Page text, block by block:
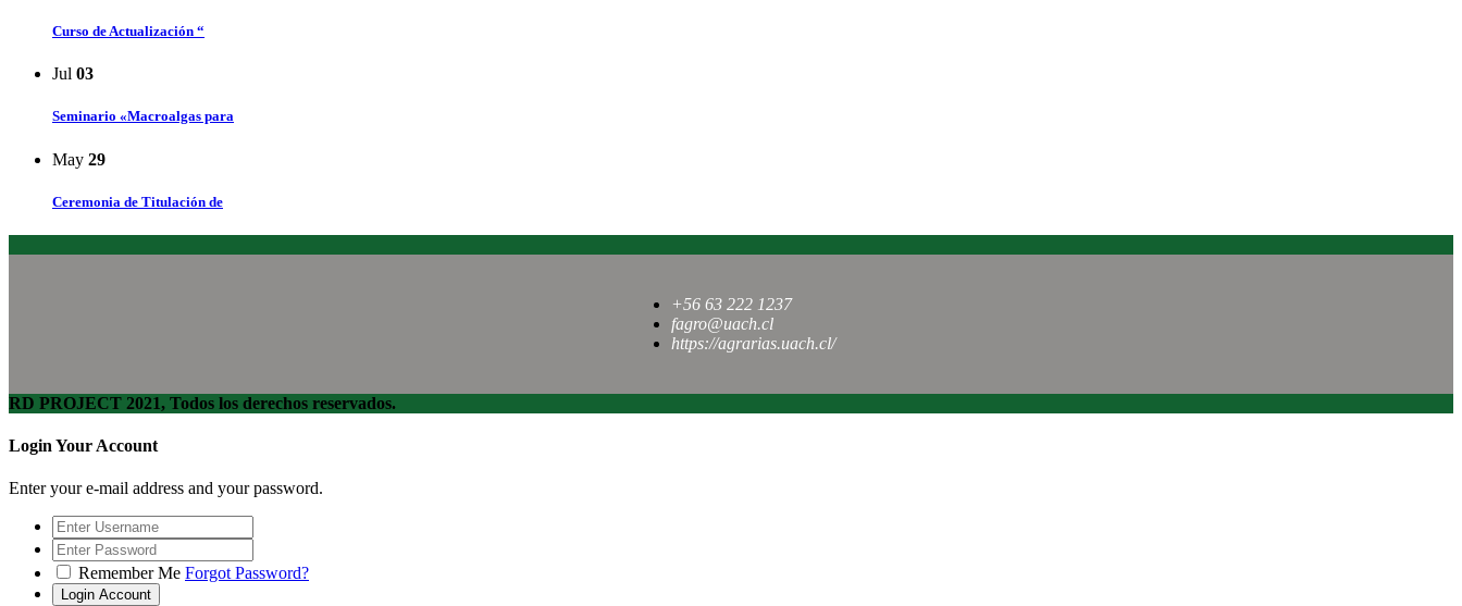
Curso de Actualización “
Jul 03
Seminario «Macroalgas para
May 29
Ceremonia de Titulación de
+56 63 222 1237
fagro@uach.cl
https://agrarias.uach.cl/
RD PROJECT 2021, Todos los derechos reservados.
Login Your Account
Enter your e-mail address and your password.
Remember Me Forgot Password?